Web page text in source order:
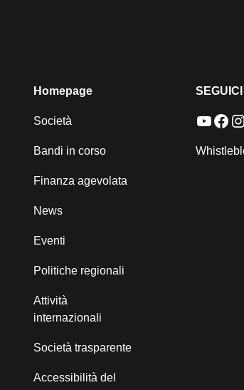
Homepage
Società
Bandi in corso
Finanza agevolata
News
Eventi
Politiche regionali
Attività
internazionali
Società trasparente
Accessibilità del